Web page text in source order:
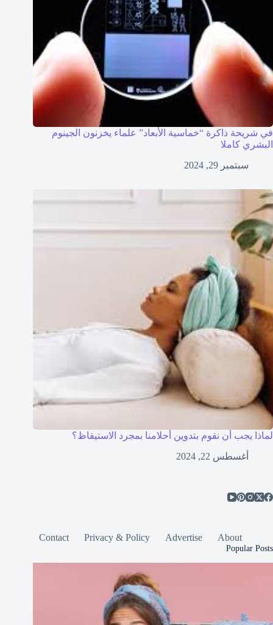
في شريحة ذاكرة “خماسية الأبعاد” علماء يخزنون الجينوم
البشري كاملا
سبتمبر 29, 2024
لماذا يجب أن نقوم بتدوين أحلامنا بمجرد الاستيقاظ؟
أغسطس 22, 2024
About
Advertise
Privacy & Policy
Contact
Popular Posts